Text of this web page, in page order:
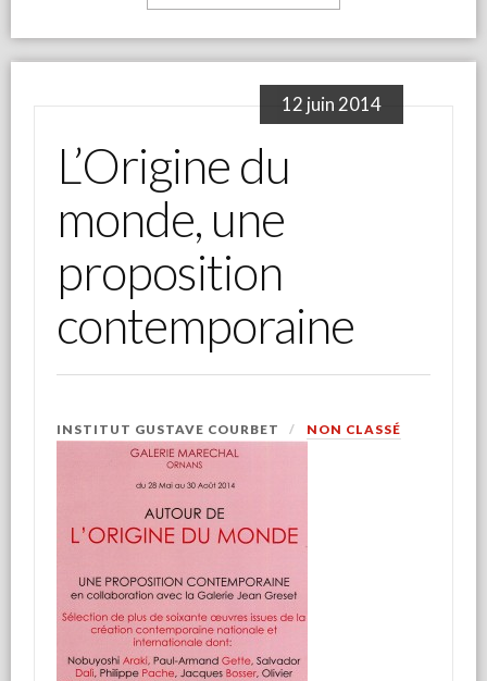
12 juin 2014
L’Origine du
monde, une
proposition
contemporaine
INSTITUT GUSTAVE COURBET NON CLASSÉ